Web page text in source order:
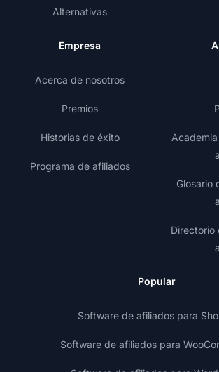
Alternativas
Empresa
Acerca de nosotros
Premios
Historias de éxito
Programa de afiliados
Glosario
Directorio
Popular
Software de afiliados para
Software de afiliados para